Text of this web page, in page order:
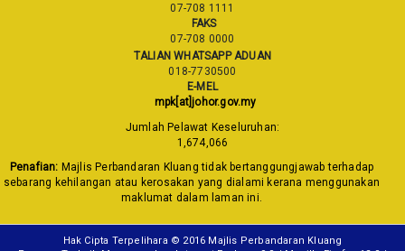
07-708 1111
FAKS
07-708 0000
TALIAN WHATSAPP ADUAN
018-7730500
E-MEL
mpk[at]johor.gov.my
Jumlah Pelawat Keseluruhan:
1,674,066
Penafian: Majlis Perbandaran Kluang tidak bertanggungjawab terhadap
sebarang kehilangan atau kerosakan yang dialami kerana menggunakan
maklumat dalam laman ini.
Hak Cipta Terpelihara © 2016 Majlis Perbandaran Kluang